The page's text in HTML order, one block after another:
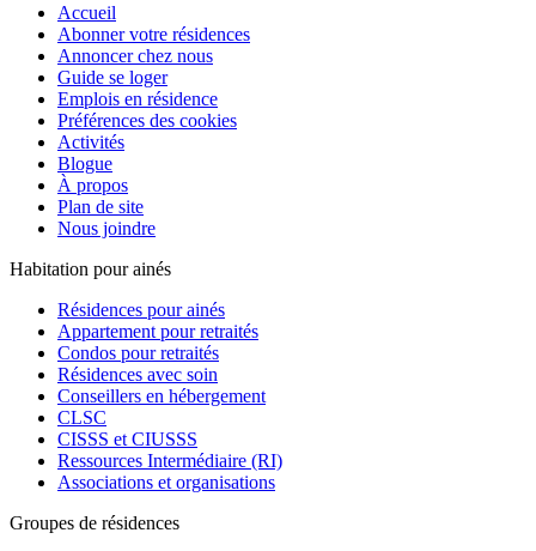
Accueil
Abonner votre résidences
Annoncer chez nous
Guide se loger
Emplois en résidence
Préférences des cookies
Activités
Blogue
À propos
Plan de site
Nous joindre
Habitation pour ainés
Résidences pour ainés
Appartement pour retraités
Condos pour retraités
Résidences avec soin
Conseillers en hébergement
CLSC
CISSS et CIUSSS
Ressources Intermédiaire (RI)
Associations et organisations
Groupes de résidences